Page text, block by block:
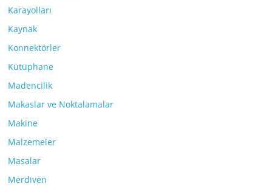
Karayolları
Kaynak
Konnektörler
Kütüphane
Madencilik
Makaslar ve Noktalamalar
Makine
Malzemeler
Masalar
Merdiven